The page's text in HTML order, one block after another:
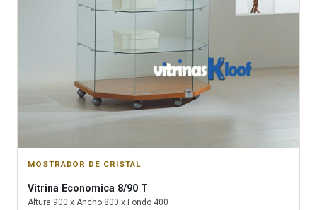
MOSTRADOR DE CRISTAL
Vitrina Economica 8/90 T
Altura 900 x Ancho 800 x Fondo 400